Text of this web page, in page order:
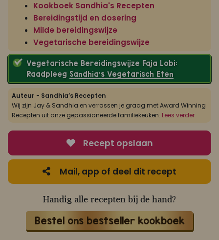
Kookboek Sandhia's Recepten
Bereidingstijd en dosering
Milde bereidingswijze
Vegetarische bereidingswijze
Vegetarische Bereidingswijze Faja Lobi:
Raadpleeg Sandhia’s Vegetarisch Eten
Auteur - Sandhia’s Recepten
Wij zijn Jay & Sandhia en verrassen je graag met Award Winning
Recepten uit onze gepassioneerde familiekeuken. Lees verder
Recept opslaan
Mail, app of deel dit recept
Handig alle recepten bij de hand?
Bestel ons bestseller kookboek